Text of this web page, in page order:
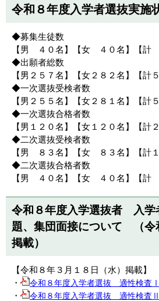
令和８年度入学者選抜実施
◆募集生徒数
【男 ４０名】【女 ４０名】【計
◆出願者総数
【男２５７名】【女２８２名】【計
◆一次選抜受検者数
【男２５５名】【女２８１名】【計
◆一次選抜合格者数
【男１２０名】【女１２０名】【計
◆二次選抜受検者数
【男 ８３名】【女 ８３名】【計１
◆二次選抜合格者数
【男 ４０名】【女 ４０名】【計
令和８年度入学選抜者 入学
題、集団面接について
（
掲載）
【令和８年３月１８日（水）掲載】
・
令和８年度入学者選抜 適性検査Ⅰ
・
令和８年度入学者選抜 適性検査Ⅱ